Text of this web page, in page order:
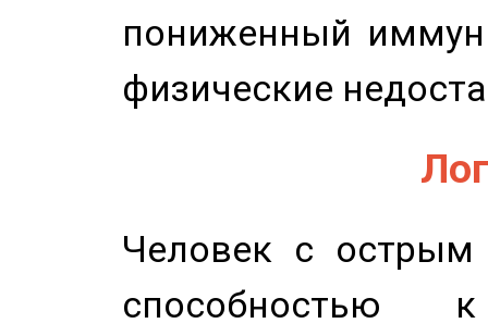
пониженный
физические
Человек с
способностью к